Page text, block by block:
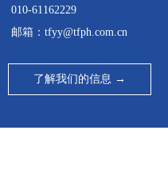
了解我们的信息 →
010-61162229
邮箱：tfyy@tfph.com.cn